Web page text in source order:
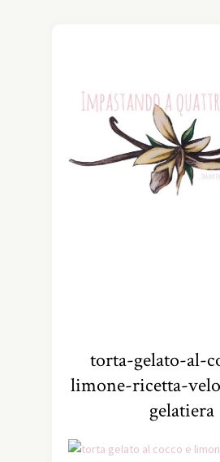
torta-gelato-al-
limone-ricetta-
gelatiera